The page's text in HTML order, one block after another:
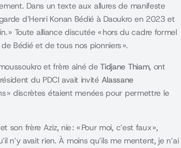
Dans un texte aux allures de manifeste
d’Henri Konan Bédié à Daoukro en 2023 et
» Toute alliance discutée « hors du cadre formel
Bédié et de tous nos pionniers ».
et frère aîné deTidjane Thiam, ont
du PDCI avait invité Alassane
» discrètes étaient menées pour permettre le
frère Aziz, nie : « Pour moi, c’est faux »,
n’y avait rien. À moins qu’ils me mentent, je n’ai